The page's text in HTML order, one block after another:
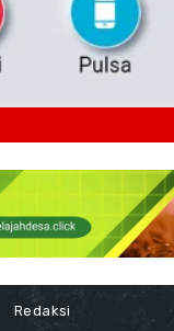
Redaksi